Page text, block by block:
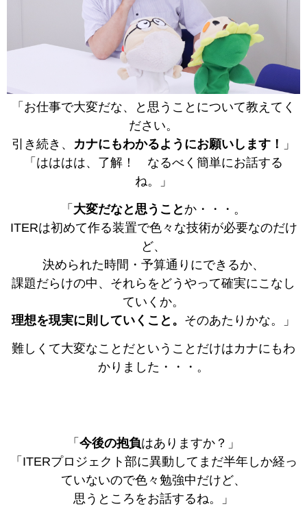
「お仕事で大変だな、と思うことについて教えてく
ださい。
引き続き、 カナにもわかるようにお願いします！
」
「はははは、了解！ なるべく簡単にお話する
ね。」
「 大変だなと思うことか・・・。
ITERは初めて作る装置で色々な技術が必要なのだけ
ど、
決められた時間・予算通りにできるか、
課題だらけの中、それらをどうやって確実にこなし
ていくか。
理想を現実に則していくこと。 そのあたりかな。」
難しくて大変なことだということだけはカナにもわ
かりました・・・。
「 今後の抱負はありますか？」
「ITERプロジェクト部に異動してまだ半年しか経っ
ていないので色々勉強中だけど、
思うところをお話するね。」